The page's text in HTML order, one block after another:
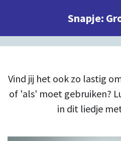
Snapje:
Vind jij het ook zo lastig
of 'als' moet gebruiken?
in dit liedje